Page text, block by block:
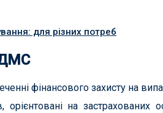
для різних потреб
ДМС
фінансового захисту на
орієнтовані на